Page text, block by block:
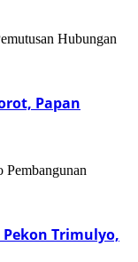
Hubungan
Papan
Pembangunan
Trimulyo,